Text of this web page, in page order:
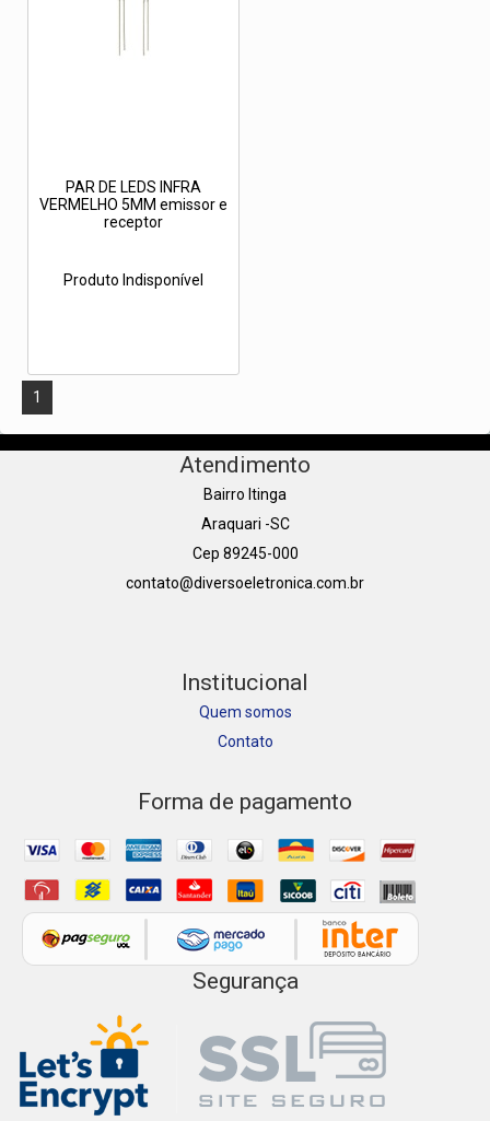
PAR DE LEDS INFRA
VERMELHO 5MM emissor e
receptor
Produto Indisponível
1
Atendimento
Bairro Itinga
Araquari -SC
Cep 89245-000
contato@diversoeletronica.com.br
Institucional
Quem somos
Contato
Forma de pagamento
Segurança